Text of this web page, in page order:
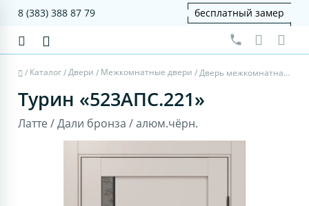
8 (383) 388 87 79 бесплатный замер
/ Каталог/Двери / Межкомнатные двери / Дверь межкомнатная Турин 523АПС.221 - латте, дали бронза, алюм.чёрн.
Турин «523АПС.221»
Латте / Дали бронза / алюм.чёрн.